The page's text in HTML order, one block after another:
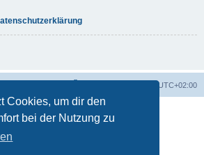
Cookies, um dir den
bei der Nutzung zu
UTC+02:00